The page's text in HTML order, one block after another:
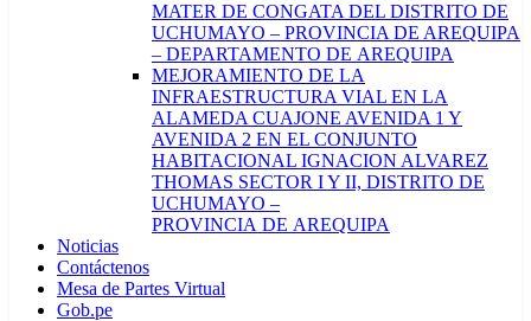
MATER DE CONGATA DEL DISTRITO DE
UCHUMAYO – PROVINCIA DE AREQUIPA
– DEPARTAMENTO DE AREQUIPA
MEJORAMIENTO DE LA
INFRAESTRUCTURA VIAL EN LA
ALAMEDA CUAJONE AVENIDA 1 Y
AVENIDA 2 EN EL CONJUNTO
HABITACIONAL IGNACION ALVAREZ
THOMAS SECTOR I Y II, DISTRITO DE
UCHUMAYO –
PROVINCIA DE AREQUIPA
Noticias
Contáctenos
Mesa de Partes Virtual
Gob.pe